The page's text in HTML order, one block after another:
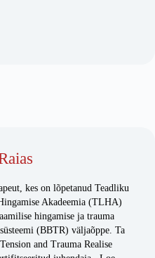
kes on lõpetanud Teadliku
Akadeemia (TLHA)
hingamise ja trauma
(BBTR) väljaõppe. Ta
and Trauma Realise